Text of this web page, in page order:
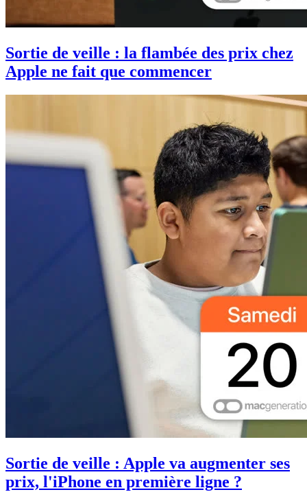
Sortie de veille : la flambée des prix chez
Apple ne fait que commencer
Sortie de veille : Apple va augmenter ses
prix, l'iPhone en première ligne ?